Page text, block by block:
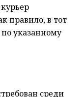
правило, в тот
указанному
среди